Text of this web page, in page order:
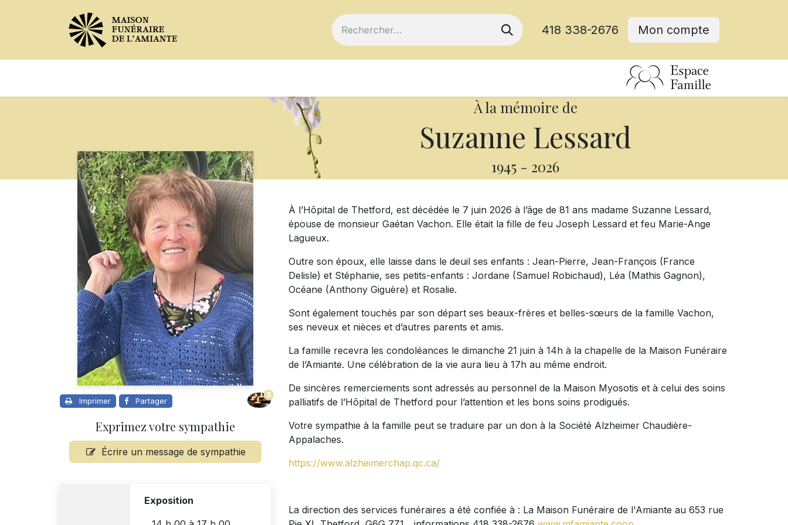
418 338-2676 Mon compte
À la mémoire de
Suzanne Lessard
1945 - 2026
Imprimer Partager
5
Exprimez votre sympathie
Écrire un message de sympathie
Exposition
À l’Hôpital de Thetford, est décédée le 7 juin 2026 à l’âge de 81 ans madame Suzanne Lessard,
épouse de monsieur Gaétan Vachon. Elle était la fille de feu Joseph Lessard et feu Marie-Ange
Lagueux.
Outre son époux, elle laisse dans le deuil ses enfants : Jean-Pierre, Jean-François (France
Delisle) et Stéphanie, ses petits-enfants : Jordane (Samuel Robichaud), Léa (Mathis Gagnon),
Océane (Anthony Giguère) et Rosalie.
Sont également touchés par son départ ses beaux-frères et belles-sœurs de la famille Vachon,
ses neveux et nièces et d’autres parents et amis.
La famille recevra les condoléances le dimanche 21 juin à 14h à la chapelle de la Maison Funéraire
de l’Amiante. Une célébration de la vie aura lieu à 17h au même endroit.
De sincères remerciements sont adressés au personnel de la Maison Myosotis et à celui des soins
palliatifs de l’Hôpital de Thetford pour l’attention et les bons soins prodigués.
Votre sympathie à la famille peut se traduire par un don à la Société Alzheimer Chaudière-
Appalaches.
https://www.alzheimerchap.qc.ca/
La direction des services funéraires a été confiée à : La Maison Funéraire de l'Amiante au 653 rue